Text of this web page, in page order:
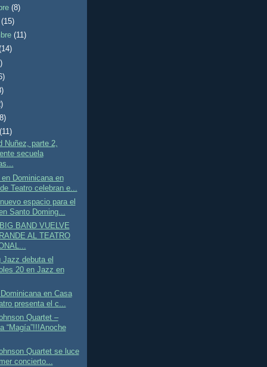
(8)
(15)
(11)
(11)
Nuñez, parte 2,
secuela
Dominicana en
Teatro celebran e...
espacio para el
Santo Doming...
BAND VUELVE
AL TEATRO
Jazz debuta el
20 en Jazz en
en Casa
presenta el c...
Quartet –
“Magía”!!!Anoche
Quartet se luce
concierto...